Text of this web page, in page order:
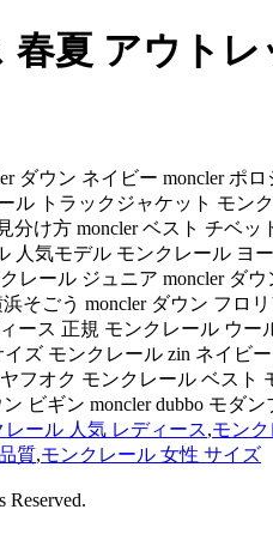
夏 アウト
ダウン ネイビー moncler ポ
トラックジャケット モン
け方 moncler ベスト チベ
気モデル モンクレール ヨ
レール ジュニア moncler ダ
そごう moncler ダウン フ
ース 正規 モンクレール ウ
ズ モンクレール zin ネイビ
フオク モンクレール ベス
ビギン moncler dubbo モダ
レール 人気 レディース,モン
質,モンクレール 女性 サイズ
Reserved.